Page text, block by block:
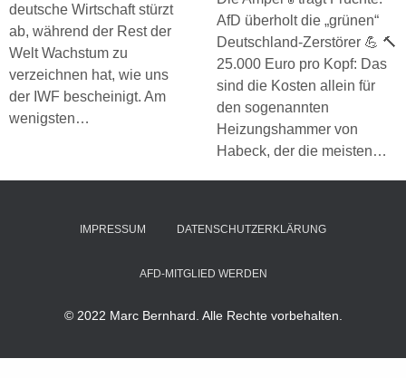
deutsche Wirtschaft stürzt
ab, während der Rest der
Welt Wachstum zu
verzeichnen hat, wie uns
der IWF bescheinigt. Am
wenigsten…
AfD überholt die „grünen“
Deutschland-Zerstörer 💪 🔨
25.000 Euro pro Kopf: Das
sind die Kosten allein für
den sogenannten
Heizungshammer von
Habeck, der die meisten…
IMPRESSUM DATENSCHUTZERKLÄRUNG
AFD-MITGLIED WERDEN
© 2022 Marc Bernhard. Alle Rechte vorbehalten.